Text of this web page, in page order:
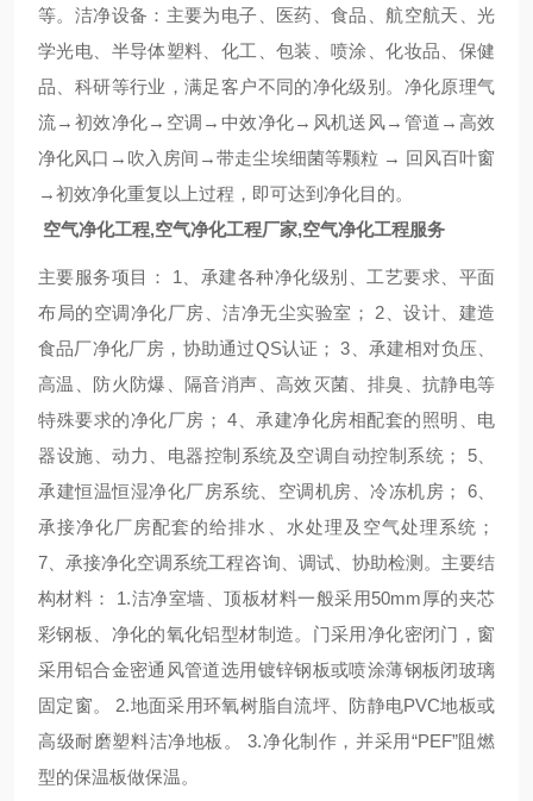
等。洁净设备： 主要为电子、医药、食品、航空航天、光
学光电、半导体塑料、化工、包装、喷涂、化妆品、保健
品、科研等行业，满足客户不同的净化级别。 净化原理气
流→ 初效净化→ 空调 → 中效净化→ 风机送风→ 管道 → 高效
净化风口 → 吹入房间 →带走尘埃细菌等颗粒 → 回风百叶窗
→初效净化重复以上过程，即可达到净化目的。
空气净化工程,空气净化工程厂家,空气净化工程服务
主要服务项目： 1
承建各种净化级别、工艺要求、平面
布局的空调净化厂房、洁净无尘实验室；
2
设计、建造
食品厂净化厂房，协助通过QS认证； 3
承建相对负压、
高温、防火防爆、隔音消声、高效灭菌、排臭、抗静电等
特殊要求的净化厂房； 4 、承建净化房相配套的照明、电
器设施、动力、电器控制系统及空调自动控制系统；
5、
承建恒温恒湿净化厂房系统、空调机房、冷冻机房；
6、
承接净化厂房配套的给排水、水处理及空气处理系统；
7 、承接净化空调系统工程咨询、调试、协助检测。 主要结
构材料：
1.洁净室墙、顶板材料一般采用50mm 厚的夹芯
彩钢板、净化的氧化铝型材制造。门采用净化密闭门，窗
采用铝合金密通风管道选用镀锌钢板或喷涂薄钢板闭玻璃
固定窗。
2.地面采用环氧树脂自流坪、防静电PVC地板或
高级耐磨塑料洁净地板。
3.净化制作，并采用“PEF”阻燃
型的保温板做保温。